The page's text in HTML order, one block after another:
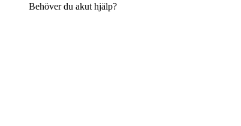
Behöver du akut hjälp?